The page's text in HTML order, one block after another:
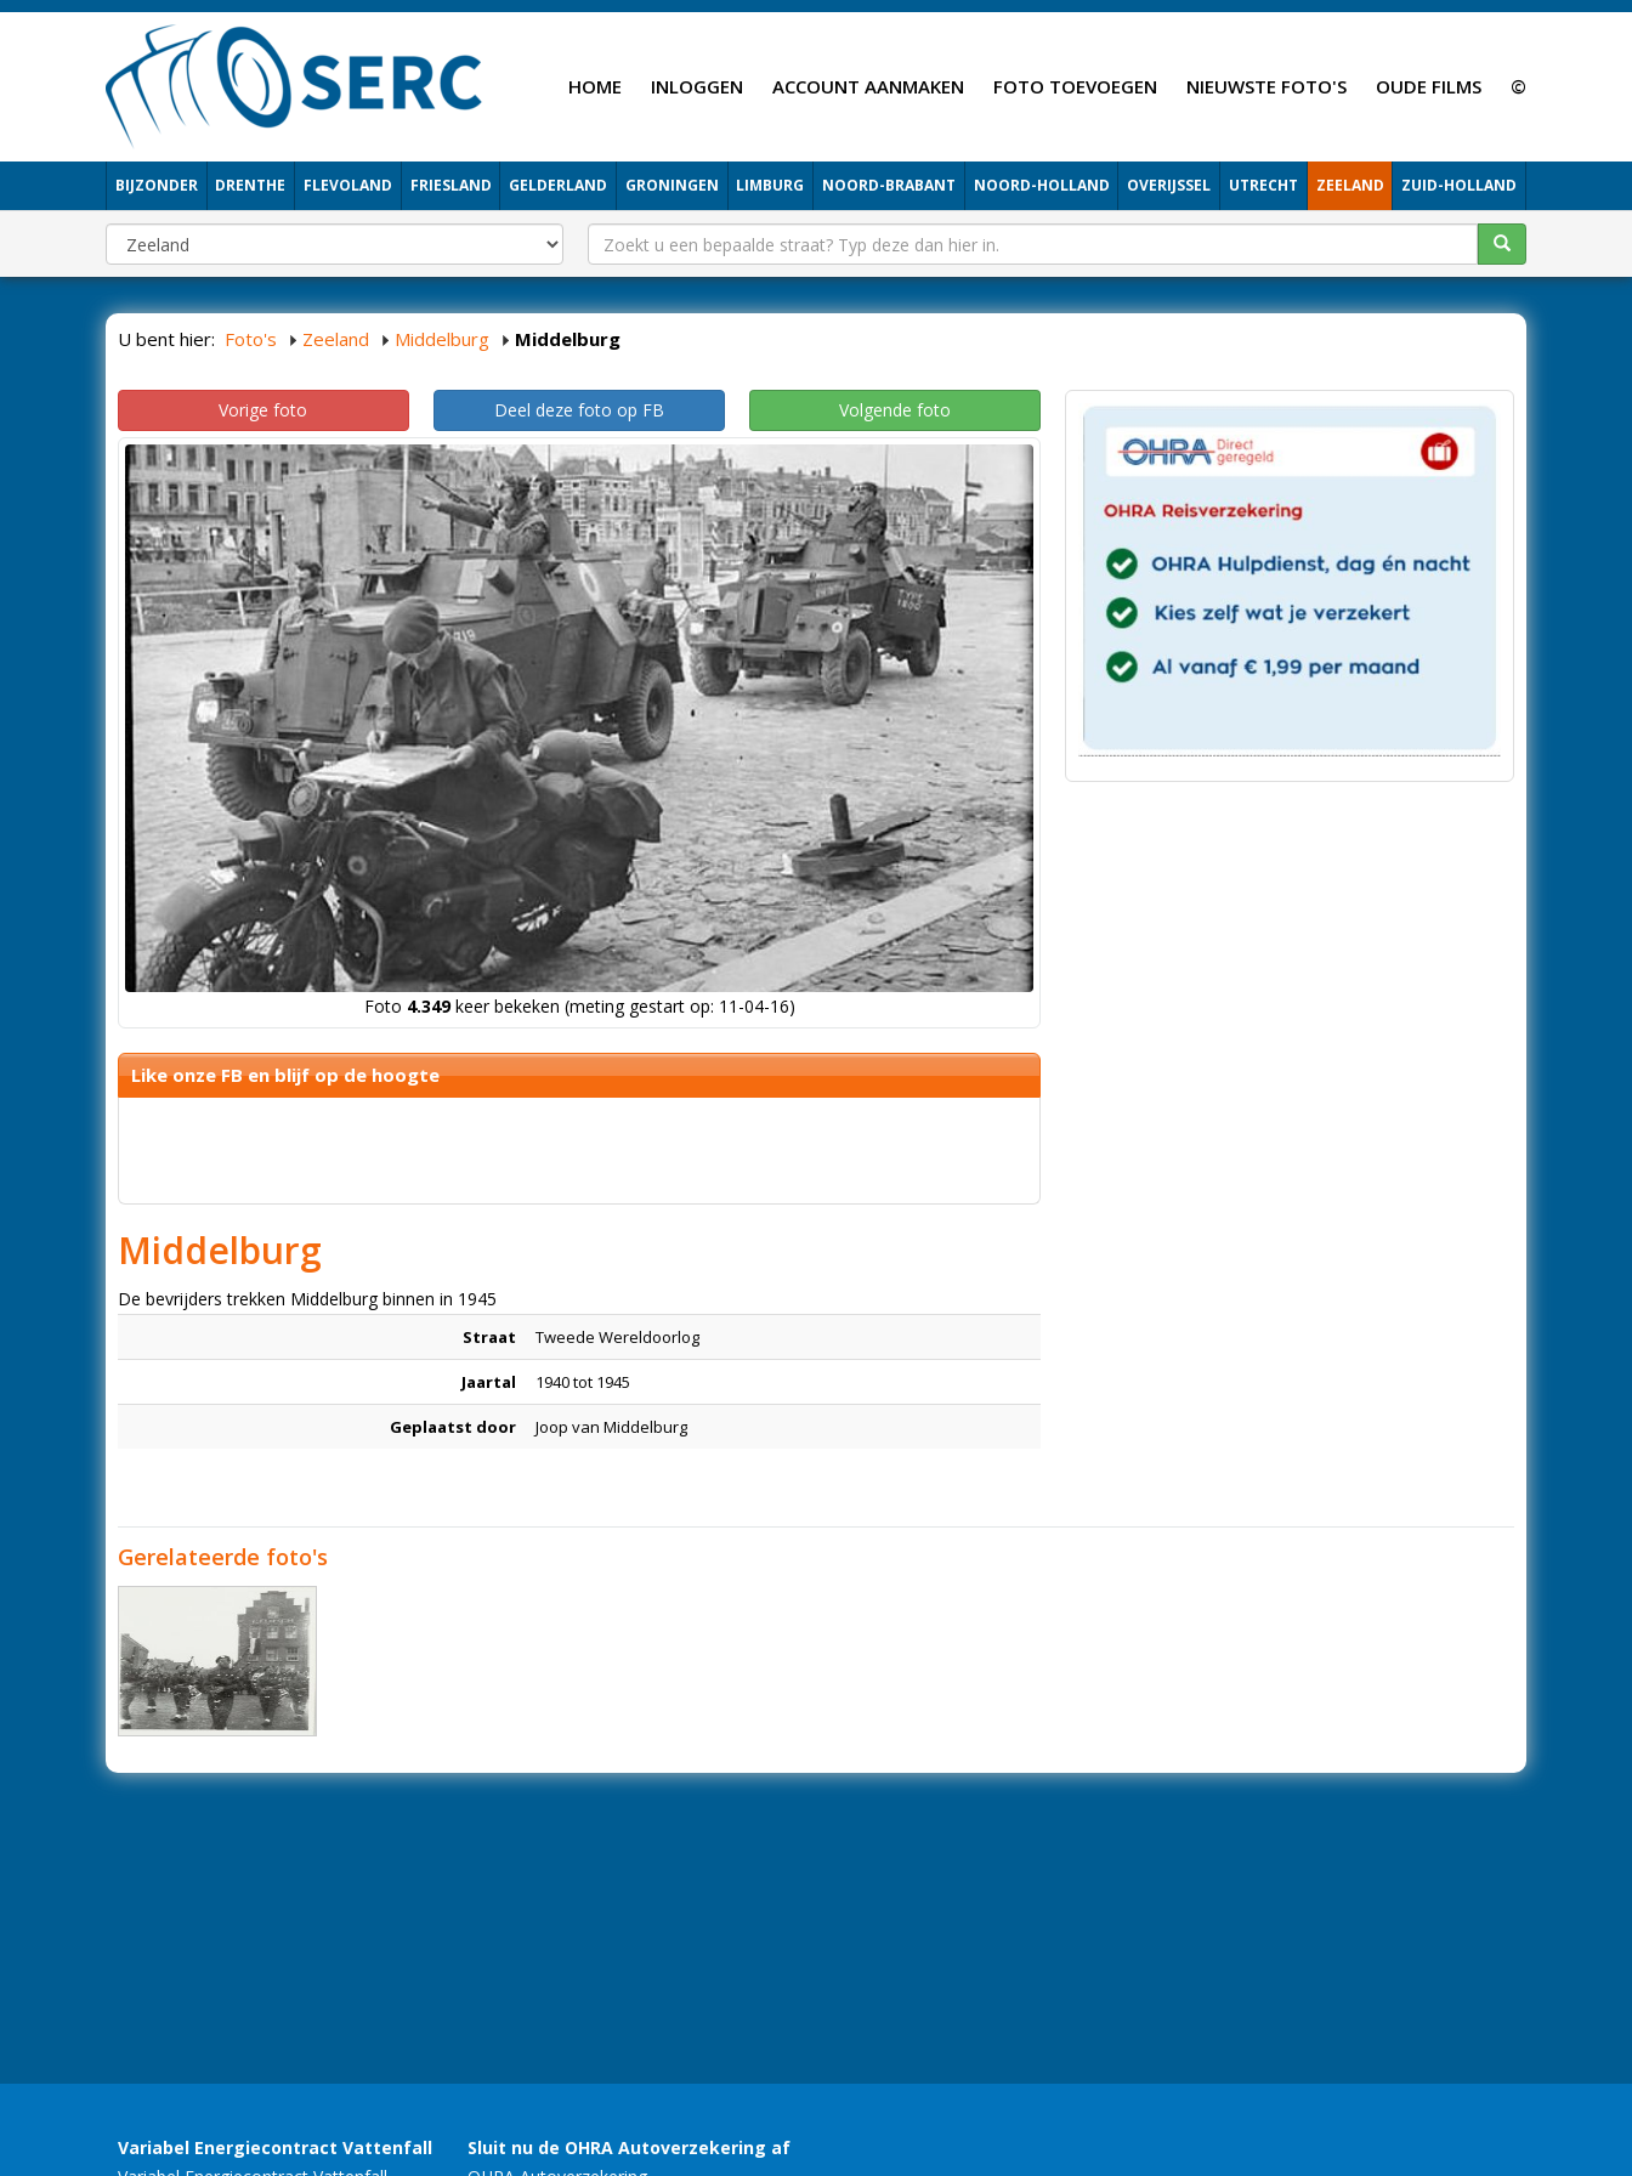
HOME INLOGGEN ACCOUNT AANMAKEN FOTO TOEVOEGEN NIEUWSTE FOTO'S OUDE FILMS ©
BIJZONDER DRENTHE FLEVOLAND FRIESLAND GELDERLAND GRONINGEN LIMBURG NOORD-BRABANT NOORD-HOLLAND OVERIJSSEL UTRECHT ZEELAND ZUID-HOLLAND
U bent hier: Foto's Zeeland Middelburg Middelburg
Vorige foto Deel deze foto op FB Volgende foto
Foto 4.349keer bekeken (meting gestart op: 11-04-16)
Like onze FB en blijf op de hoogte
Middelburg
De bevrijders trekken Middelburg binnen in 1945
Straat Tweede Wereldoorlog
Jaartal 1940 tot 1945
Geplaatst door Joop van Middelburg
Gerelateerde foto's